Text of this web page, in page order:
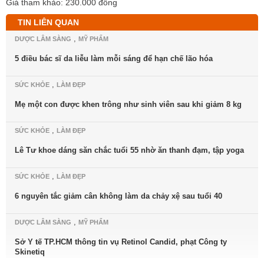
Giá tham khảo: 230.000 đồng
TIN LIÊN QUAN
DƯỢC LÂM SÀNG , MỸ PHẨM
5 điều bác sĩ da liễu làm mỗi sáng để hạn chế lão hóa
SỨC KHỎE , LÀM ĐẸP
Mẹ một con được khen trông như sinh viên sau khi giảm 8 kg
SỨC KHỎE , LÀM ĐẸP
Lê Tư khoe dáng săn chắc tuổi 55 nhờ ăn thanh đạm, tập yoga
SỨC KHỎE , LÀM ĐẸP
6 nguyên tắc giảm cân không làm da chảy xệ sau tuổi 40
DƯỢC LÂM SÀNG , MỸ PHẨM
Sở Y tế TP.HCM thông tin vụ Retinol Candid, phạt Công ty
Skinetiq